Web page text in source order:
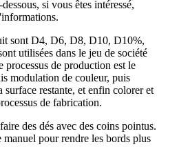
si vous êtes intéressé,
sont D4, D6, D8, D10, D10%,
utilisées dans le jeu de société
de production est le
modulation de couleur, puis
surface restante, et enfin colorer et
de fabrication.
des dés avec des coins pointus.
pour rendre les bords plus